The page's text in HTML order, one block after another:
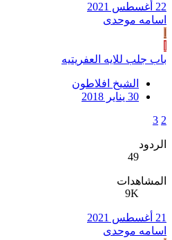
22 أغسطس 2021
اسامه موحدی
باب جلب للايه العفريتيه
الشيخ افلاطون
30 يناير 2018
2
3
الردود
49
المشاهدات
9K
21 أغسطس 2021
اسامه موحدی